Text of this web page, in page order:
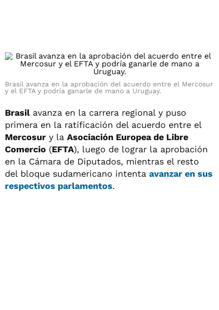
Brasil avanza en la aprobación del acuerdo entre el Mercosur
y el EFTA y podría ganarle de mano a Uruguay.
Brasil avanza en la carrera regional y puso
primera en la ratificación del acuerdo entre el
Mercosur y la Asociación Europea de Libre
Comercio (EFTA), luego de lograr la aprobación
en la Cámara de Diputados, mientras el resto
del bloque sudamericano intenta avanzar en sus
respectivos parlamentos.